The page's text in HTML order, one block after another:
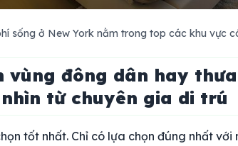
sống ở New York nằm trong top các khu vực
vùng đông dân hay
nhìn từ chuyên gia di trú
tốt nhất. Chỉ có lựa chọn đúng nhất